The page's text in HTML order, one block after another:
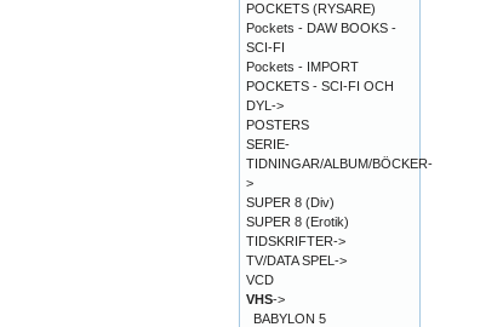
POCKETS (RYSARE)
Pockets - DAW BOOKS -
SCI-FI
Pockets - IMPORT
POCKETS - SCI-FI OCH
DYL->
POSTERS
SERIE-
TIDNINGAR/ALBUM/BÖCKER-
>
SUPER 8 (Div)
SUPER 8 (Erotik)
TIDSKRIFTER->
TV/DATA SPEL->
VCD
VHS->
BABYLON 5